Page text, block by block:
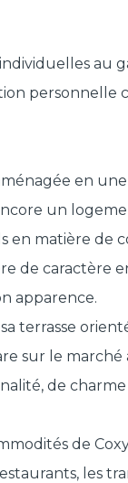
au
personnelle
en
un
en matière de
de caractère
apparence.
terrasse
sur le marché
de
de
les